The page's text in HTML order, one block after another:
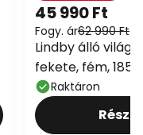
45 990 Ft
Fogy. ár62 990 Ft
Lindby álló
fekete, fém, 185
Raktáron